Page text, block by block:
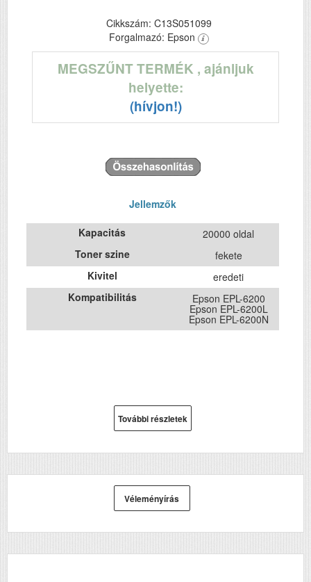
Cikkszám: C13S051099
Forgalmazó: Epson
MEGSZŰNT TERMÉK , ajánljuk
helyette:
(hívjon!)
Jellemzők
Kapacitás
20000 oldal
Toner szine
fekete
Kivitel
eredeti
Kompatibilitás
Epson EPL-6200
Epson EPL-6200L
Epson EPL-6200N
További részletek
Véleményírás